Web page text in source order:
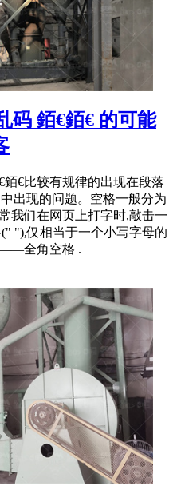
码 銆€銆€ 的可能
€比较有规律的出现在段落
出现的问题。空格一般分为
我们在网页上打字时,敲击一
"),仅相当于一个小写字母的
——全角空格 .